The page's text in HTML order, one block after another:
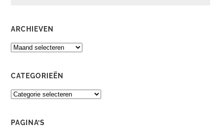
ARCHIEVEN
ARCHIEVEN
CATEGORIEËN
CATEGORIEËN
PAGINA’S